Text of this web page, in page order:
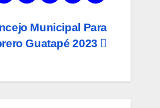
Municipal Para
Guatapé 2023